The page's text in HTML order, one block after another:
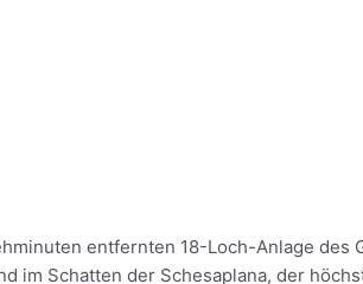
entfernten 18-Loch-Anlage des
Schatten der Schesaplana, der